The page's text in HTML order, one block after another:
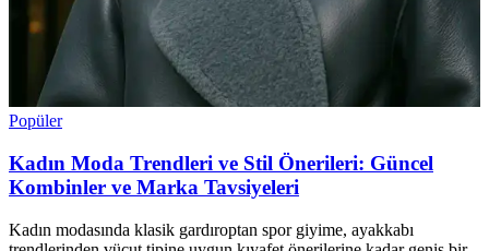
Popüler
Kadın Moda Trendleri ve Stil Önerileri: Güncel
Kombinler ve Marka Tavsiyeleri
Kadın modasında klasik gardıroptan spor giyime, ayakkabı